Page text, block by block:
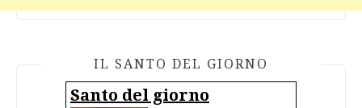
IL SANTO DEL GIORNO
Santo del giorno